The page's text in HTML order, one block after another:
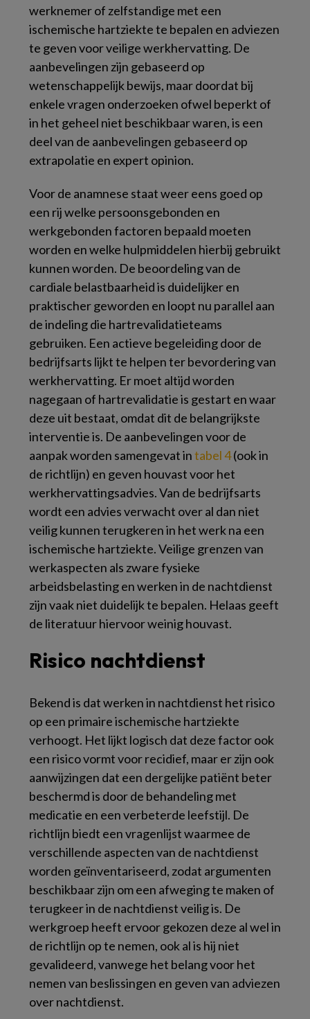
werknemer of zelfstandige met een
ischemische hartziekte te bepalen en adviezen
te geven voor veilige werkhervatting. De
aanbevelingen zijn gebaseerd op
wetenschappelijk bewijs, maar doordat bij
enkele vragen onderzoeken ofwel beperkt of
in het geheel niet beschikbaar waren, is een
deel van de aanbevelingen gebaseerd op
extrapolatie en expert opinion.
Voor de anamnese staat weer eens goed op
een rij welke persoonsgebonden en
werkgebonden factoren bepaald moeten
worden en welke hulpmiddelen hierbij gebruikt
kunnen worden. De beoordeling van de
cardiale belastbaarheid is duidelijker en
praktischer geworden en loopt nu parallel aan
de indeling die hartrevalidatieteams
gebruiken. Een actieve begeleiding door de
bedrijfsarts lijkt te helpen ter bevordering van
werkhervatting. Er moet altijd worden
nagegaan of hartrevalidatie is gestart en waar
deze uit bestaat, omdat dit de belangrijkste
interventie is. De aanbevelingen voor de
aanpak worden samengevat intabel 4(ook in
de richtlijn) en geven houvast voor het
werkhervattingsadvies. Van de bedrijfsarts
wordt een advies verwacht over al dan niet
veilig kunnen terugkeren in het werk na een
ischemische hartziekte. Veilige grenzen van
werkaspecten als zware fysieke
arbeidsbelasting en werken in de nachtdienst
zijn vaak niet duidelijk te bepalen. Helaas geeft
de literatuur hiervoor weinig houvast.
Risico nachtdienst
Bekend is dat werken in nachtdienst het risico
op een primaire ischemische hartziekte
verhoogt. Het lijkt logisch dat deze factor ook
een risico vormt voor recidief, maar er zijn ook
aanwijzingen dat een dergelijke patiënt beter
beschermd is door de behandeling met
medicatie en een verbeterde leefstijl. De
richtlijn biedt een vragenlijst waarmee de
verschillende aspecten van de nachtdienst
worden geïnventariseerd, zodat argumenten
beschikbaar zijn om een afweging te maken of
terugkeer in de nachtdienst veilig is. De
werkgroep heeft ervoor gekozen deze al wel in
de richtlijn op te nemen, ook al is hij niet
gevalideerd, vanwege het belang voor het
nemen van beslissingen en geven van adviezen
over nachtdienst.